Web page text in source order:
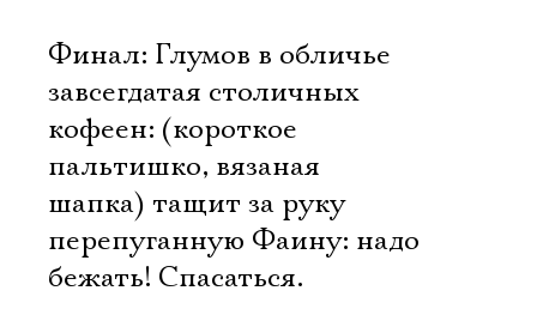
Финал: Глумов в обличье
завсегдатая столичных
кофеен: (короткое
пальтишко, вязаная
шапка) тащит за руку
перепуганную Фаину: надо
бежать! Спасаться.